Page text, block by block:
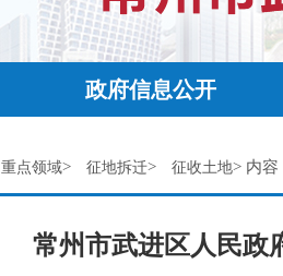
政府信息公开
重点领域> 征地拆迁> 征收土地> 内容
常州市武进区人民政